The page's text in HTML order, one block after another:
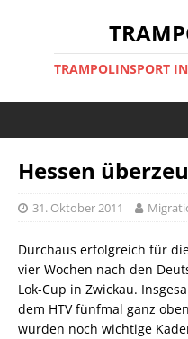
TRAMPOLINSPORT
Hessen
31. Oktober 2011
Durchaus erfolgreich für
vier Wochen nach den
Lok-Cup in Zwickau.
dem HTV fünfmal ganz
wurden noch wichtige